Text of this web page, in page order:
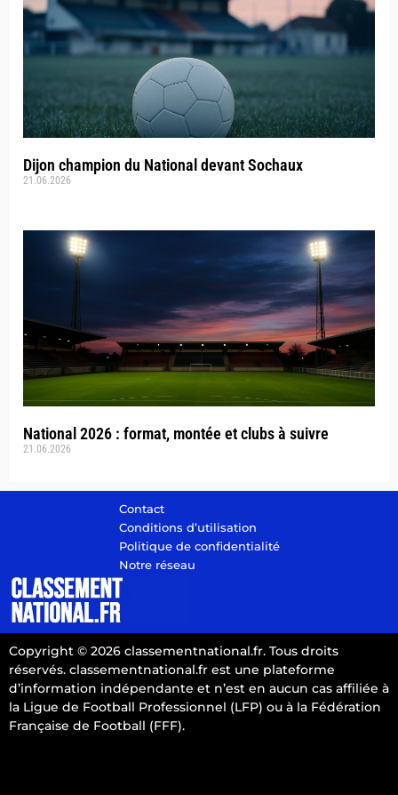
Dijon champion du National devant Sochaux
21.06.2026
National 2026 : format, montée et clubs à suivre
21.06.2026
Contact
Conditions d’utilisation
Politique de confidentialité
Notre réseau
Copyright © 2026 classementnational.fr. Tous droits
réservés. classementnational.fr est une plateforme
d’information indépendante et n’est en aucun cas affiliée à
la Ligue de Football Professionnel (LFP) ou à la Fédération
Française de Football (FFF).